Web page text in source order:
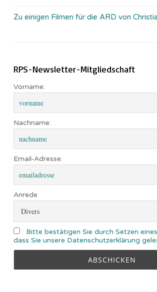
Zu einigen Filmen für die ARD von
RPS-Newsletter-Mitgliedschaft
Vorname:
Nachname:
Email-Adresse:
Anrede
Bitte bestätigen Sie durch Setzen
dass Sie unsere Datenschutzerklärung